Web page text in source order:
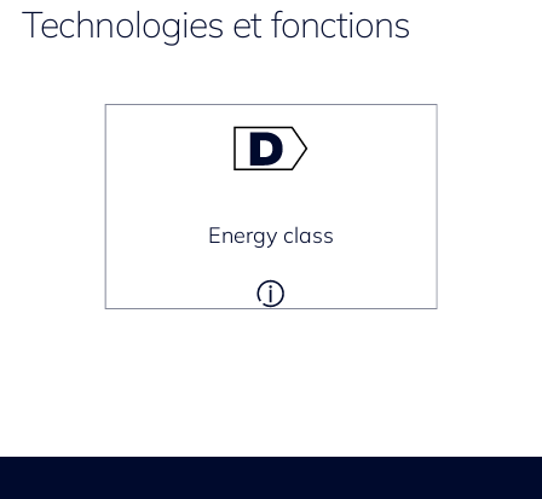
Technologies et fonctions
Energy class